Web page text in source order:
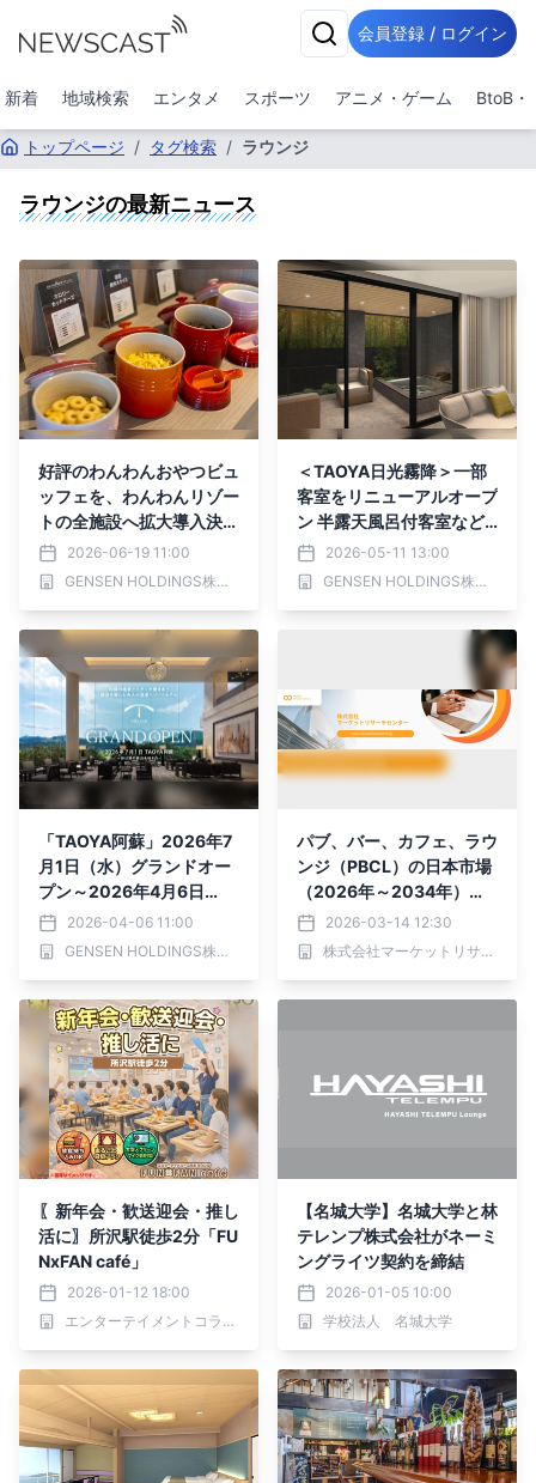
会員登録 / ログイン
新着 地域検索 エンタメ スポーツ アニメ・ゲーム BtoB・
トップページ / タグ検索 / ラウンジ
ラウンジの最新ニュース
好評のわんわんおやつビュ
ッフェを、わんわんリゾー
トの全施設へ拡大導入決
定！2026-06-19 11:00
GENSEN HOLDINGS株式会社
＜TAOYA日光霧降＞一部
客室をリニューアルオープ
ン 半露天風呂付客室など7
室の新客室が登場 5月11日
（月）より予約受付スター
ト
2026-05-11 13:00
GENSEN HOLDINGS株式会社
「TAOYA阿蘇」2026年7
月1日（水）グランドオー
プン～2026年4月6日
（月）予約受付開始～
2026-04-06 11:00
GENSEN HOLDINGS株式会社
パブ、バー、カフェ、ラウ
ンジ（PBCL）の日本市場
（2026年～2034年）、
市場規模（パブ、バー、カ
フェ、ラウンジ）・分析レ
ポートを発表
2026-03-14 12:30
株式会社マーケットリサーチセンター
〖新年会・歓送迎会・推し
活に〗所沢駅徒歩2分「FU
NxFAN café」
2026-01-12 18:00
エンターテイメントコラボ ラウンジ FUNxFAN café
【名城大学】名城大学と林
テレンプ株式会社がネーミ
ングライツ契約を締結
2026-01-05 10:00
学校法人 名城大学